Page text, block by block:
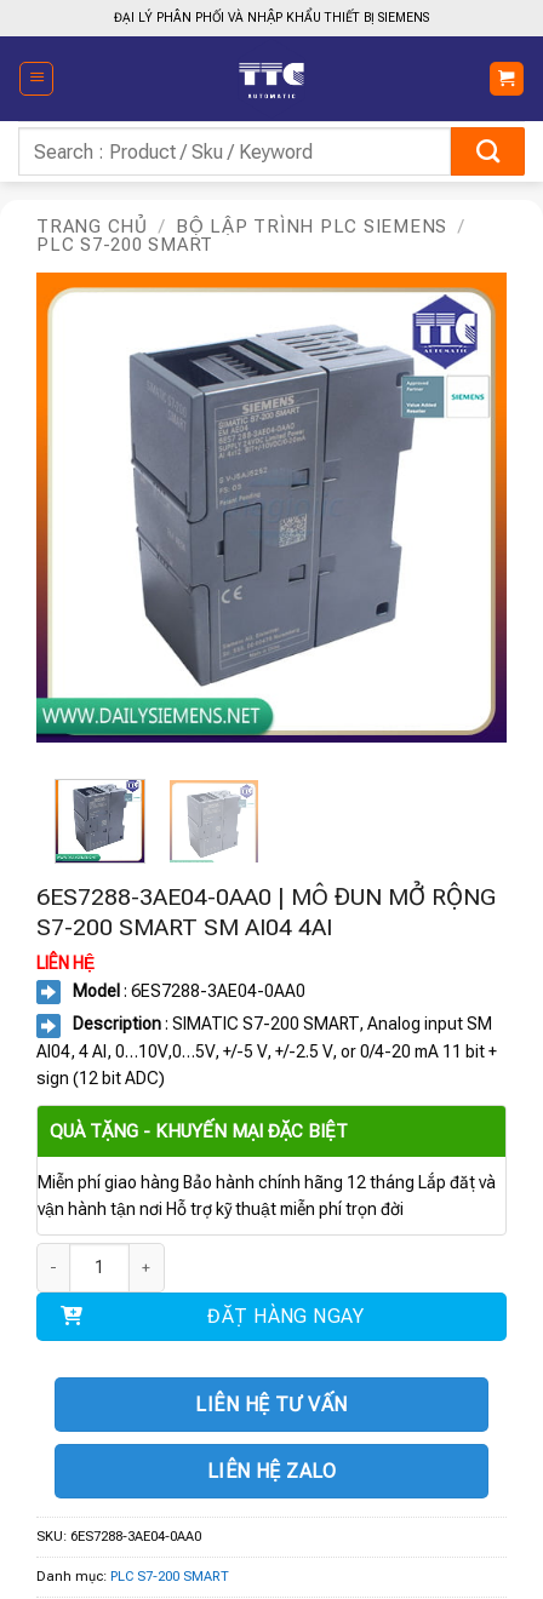
qua
nội
dung
ĐẠI LÝ PHÂN PHỐI VÀ NHẬP KHẨU THIẾT BỊ SIEMENS
kiếm:
TRANG CHỦ / BỘ LẬP TRÌNH PLC SIEMENS
/
PLC S7-200 SMART
6ES7288-3AE04-0AA0 | MÔ ĐUN MỞ RỘNG
S7-200 SMART SM AI04 4AI
LIÊN HỆ
Model : 6ES7288-3AE04-0AA0
Description: SIMATIC S7-200 SMART, Analog input SM
AI04, 4 AI, 0…10V,0…5V, +/-5 V, +/-2.5 V, or 0/4-20 mA 11 bit +
sign (12 bit ADC)
QUÀ TẶNG - KHUYẾN MẠI ĐẶC BIỆT
Miễn phí giao hàng Bảo hành chính hãng 12 tháng Lắp đặt và
vận hành tận nơi Hỗ trợ kỹ thuật miễn phí trọn đời
ĐẶT HÀNG NGAY
LIÊN HỆ TƯ VẤN
LIÊN HỆ ZALO
SKU: 6ES7288-3AE04-0AA0
Danh mục: PLC S7-200 SMART